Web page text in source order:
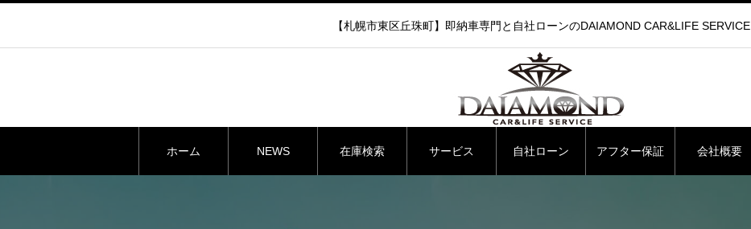
【札幌市東区丘珠町】即納車専門と自社ローンのDAIAMOND CAR&LIFE SERVICE
ホーム NEWS 在庫検索 サービス 自社ローン アフター保証 会社概要